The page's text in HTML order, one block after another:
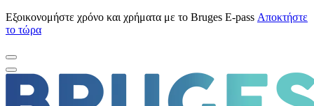
Εξοικονομήστε χρόνο και χρήματα με το Bruges E-pass Αποκτήστε
το τώρα